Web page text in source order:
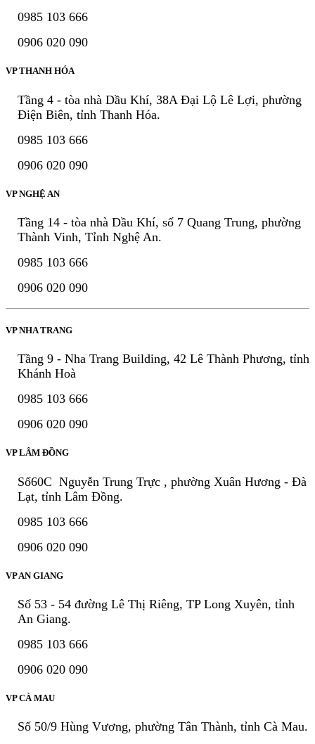
0985 103 666
0906 020 090
VP THANH HÓA
Tầng 4 - tòa nhà Dầu Khí, 38A Đại Lộ Lê Lợi, phường
Điện Biên, tỉnh Thanh Hóa.
0985 103 666
0906 020 090
VP NGHỆ AN
Tầng 14 - tòa nhà Dầu Khí, số 7 Quang Trung, phường
Thành Vinh, Tỉnh Nghệ An.
0985 103 666
0906 020 090
VP NHA TRANG
Tầng 9 - Nha Trang Building, 42 Lê Thành Phương, tỉnh
Khánh Hoà
0985 103 666
0906 020 090
VP LÂM ĐỒNG
Số60C Nguyễn Trung Trực , phường Xuân Hương - Đà
Lạt, tỉnh Lâm Đồng.
0985 103 666
0906 020 090
VP AN GIANG
Số 53 - 54 đường Lê Thị Riêng, TP Long Xuyên, tỉnh
An Giang.
0985 103 666
0906 020 090
VP CÀ MAU
Số 50/9 Hùng Vương, phường Tân Thành, tỉnh Cà Mau.